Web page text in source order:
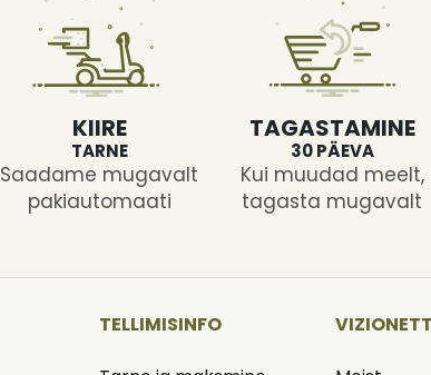
KIIRE
TARNE
Saadame mugavalt
pakiautomaati
TAGASTAMINE
30 PÄEVA
Kui muudad meelt,
tagasta mugavalt
TELLIMISINFO